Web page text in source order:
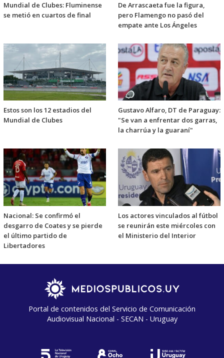
Mundial de Clubes: Fluminense
se metió en cuartos de final
De Arrascaeta fue la figura,
pero Flamengo no pasó del
empate ante Los Ángeles
Estos son los 12 estadios del
Mundial de Clubes
Gustavo Alfaro, DT de Paraguay:
"Se van a enfrentar dos garras,
la charrúa y la guaraní"
Nacional: Se confirmó el
desgarro de Coates y se pierde
el último partido de
Libertadores
Los actores vinculados al fútbol
se reunirán este miércoles con
el Ministerio del Interior
Portal de contenidos del Servicio de Comunicación
Audiovisual Nacional - SECAN - Uruguay